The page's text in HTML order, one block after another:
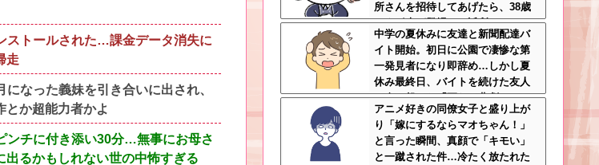
ストールされた…課金データ消失に
走
なった義妹を引き合いに出され、
か超能力者かよ
ンチに付き添い30分…無事にお母さ
るかもしれない世の中怖すぎる
所さんを招待してあげたら、38歳
メタボ夫が登場して近所のおじい
さんが大爆発する事態に
中学の夏休みに友達と新聞配達バ
イト開始。初日に公園で凄惨な第
一発見者になり即辞め…しかし夏
休み最終日、バイトを続けた友人
の身に起きた「更なる悲劇」←こ
のバイト先、呪われすぎだろ
アニメ好きの同僚女子と盛り上が
り「嫁にするならマオちゃん！」
と言った瞬間、真顔で「キモい」
と一蹴された件…冷たく放たれた